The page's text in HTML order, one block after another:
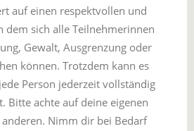
auf einen respektvollen und
dem sich alle Teilnehmerinnen
Gewalt, Ausgrenzung oder
können. Trotzdem kann es
Person jederzeit vollständig
Bitte achte auf deine eigenen
Nimm dir bei Bedarf